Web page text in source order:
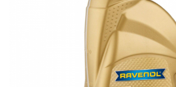
Accesorii spalare si uscare
Spalare si detailing rapid